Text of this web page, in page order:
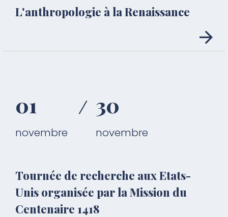
L'anthropologie à la Renaissance
01
novembre
30
novembre
Tournée de recherche aux Etats-
Unis organisée par la Mission du
Centenaire 1418